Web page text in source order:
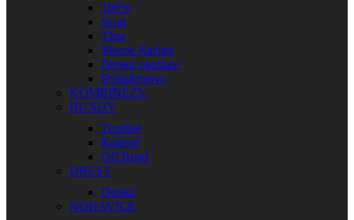
100%
Scott
Thor
Moose Racing
Detské okuliare
Príslušenstvo
KOMBINÉZY
BUNDY
Textilné
Kožené
Off Road
DRESY
Detské
NOHAVICE